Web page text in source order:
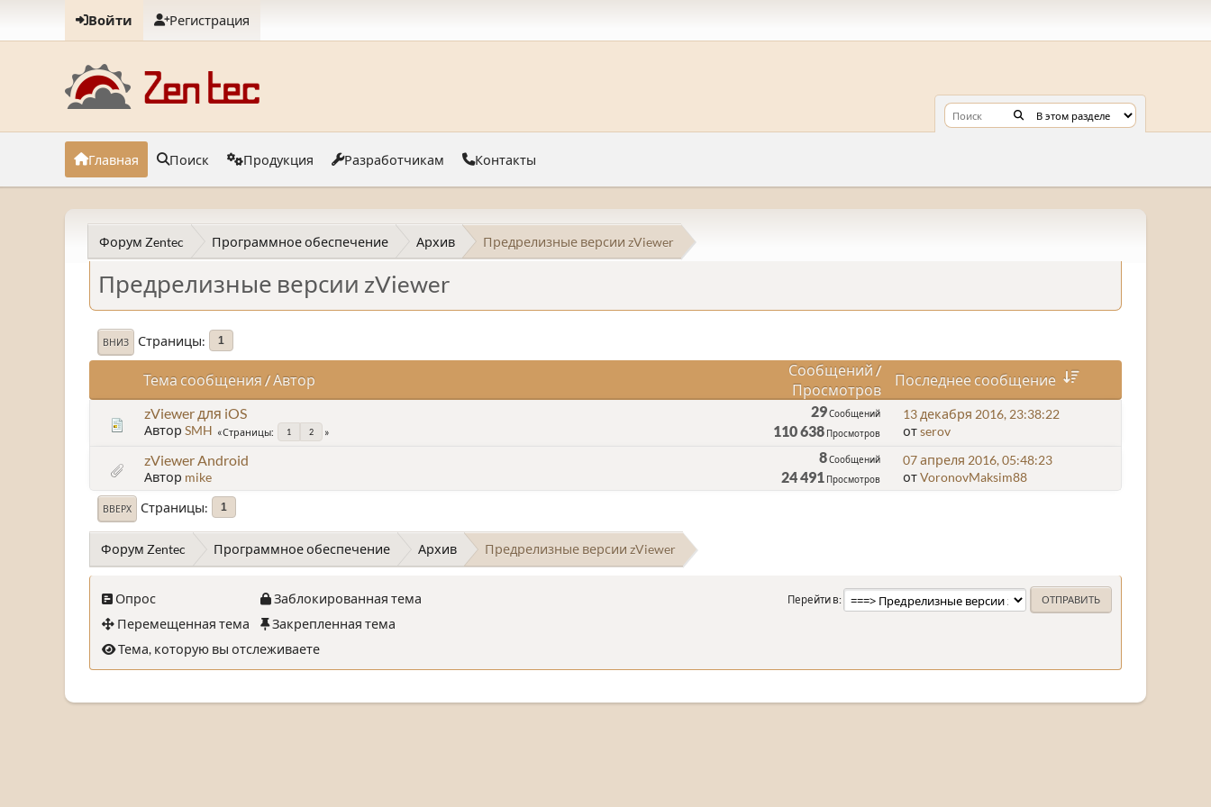
Войти Регистрация
Главная Поиск Продукция Разработчикам Контакты
Форум Zentec Программное обеспечение Архив Предрелизные версии zViewer
Предрелизные версии zViewer
ВНИЗ Страницы 1
Тема сообщения / Автор
Сообщений /
Просмотров
Последнее сообщение
zViewer для iOS
Автор SMH Страницы 1 2
29Сообщений
110 638 Просмотров
13 декабря 2016, 23:38:22
отserov
zViewer Android
Автор mike
8Сообщений
24 491 Просмотров
07 апреля 2016, 05:48:23
отVoronovMaksim88
ВВЕРХ Страницы 1
Форум Zentec Программное обеспечение Архив Предрелизные версии zViewer
Перейти в
Опрос
Перемещенная тема
Заблокированная тема
Закрепленная тема
Тема, которую вы отслеживаете